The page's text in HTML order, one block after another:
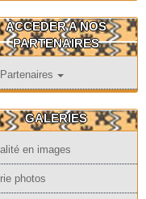
ACCEDER A NOS
PARTENAIRES
GALERIES
en images
photos